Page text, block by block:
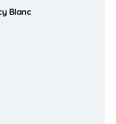
Blanc